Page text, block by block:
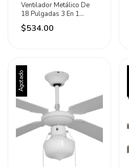
Ventilador Metálico De
18 Pulgadas 3 En 1
Katoa 45.72 Cm 60hz
Plateado Plateadas
$534.00
Agotado